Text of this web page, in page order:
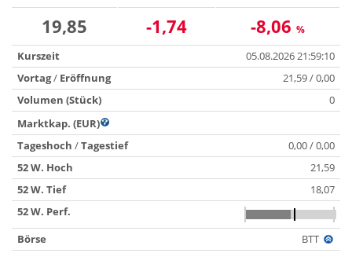
19,85 -1,74 -8,06 %
Kurszeit
05.08.2026 21:59:10
Vortag/ Eröffnung
21,59 / 0,00
Volumen (Stück)
0
Marktkap. (EUR)
Tageshoch /Tagestief
0,00 / 0,00
52 W. Hoch
21,59
52 W. Tief
18,07
52 W. Perf.
Börse
BTT